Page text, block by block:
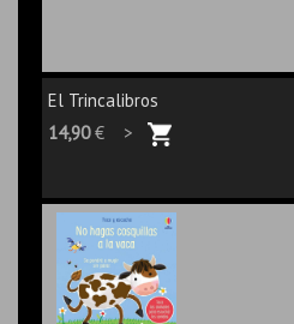
El Trincalibros
14,90€ >